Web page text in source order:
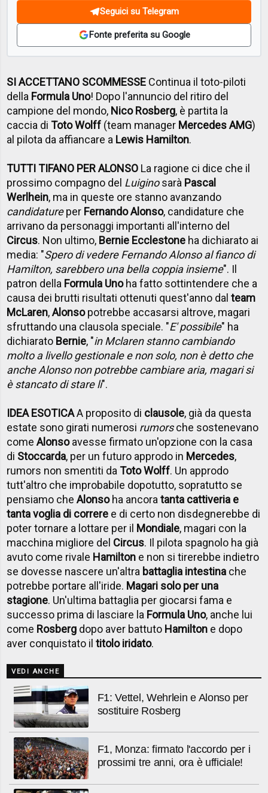
Seguici su Telegram
Fonte preferita su Google
SI ACCETTANO SCOMMESSE Continua il toto-piloti
della Formula Uno! Dopo l'annuncio del ritiro del
campione del mondo, Nico Rosberg, è partita la
caccia diToto Wolff (team manager Mercedes AMG)
al pilota da affiancare a Lewis Hamilton.
TUTTI TIFANO PER ALONSO La ragione ci dice che il
prossimo compagno del Luiginosarà Pascal
Werlhein, ma in queste ore stanno avanzando
candidatureper Fernando Alonso, candidature che
arrivano da personaggi importanti all'interno del
Circus. Non ultimo, Bernie Ecclestone ha dichiarato ai
media: "Spero di vedere Fernando Alonso al fianco di
Hamilton, sarebbero una bella coppia insieme". Il
patron della Formula Unoha fatto sottintendere che a
causa dei brutti risultati ottenuti quest'anno dalteam
McLaren,Alonsopotrebbe accasarsi altrove, magari
sfruttando una clausola speciale. "E' possibile" ha
dichiarato Bernie, "in Mclaren stanno cambiando
molto a livello gestionale e non solo, non è detto che
anche Alonso non potrebbe cambiare aria, magari si
è stancato di stare li".
IDEA ESOTICAA proposito di clausole, già da questa
estate sono girati numerosi rumorsche sostenevano
comeAlonsoavesse firmato un'opzione con la casa
di Stoccarda, per un futuro approdo in Mercedes,
rumors non smentiti daToto Wolff. Un approdo
tutt'altro che improbabile dopotutto, sopratutto se
pensiamo cheAlonsoha ancoratanta cattiveria e
tanta voglia di correre e di certo non disdegnerebbe di
poter tornare a lottare per il Mondiale, magari con la
macchina migliore del Circus. Il pilota spagnolo ha già
avuto come rivale Hamilton e non si tirerebbe indietro
se dovesse nascere un'altra battaglia intestina che
potrebbe portare all'iride. Magari solo per una
stagione. Un'ultima battaglia per giocarsi fama e
successo prima di lasciare la Formula Uno, anche lui
come Rosberg dopo aver battuto Hamilton e dopo
aver conquistato iltitolo iridato.
VEDI ANCHE
F1: Vettel, Wehrlein e Alonso per
sostituire Rosberg
F1, Monza: firmato l'accordo per i
prossimi tre anni, ora è ufficiale!